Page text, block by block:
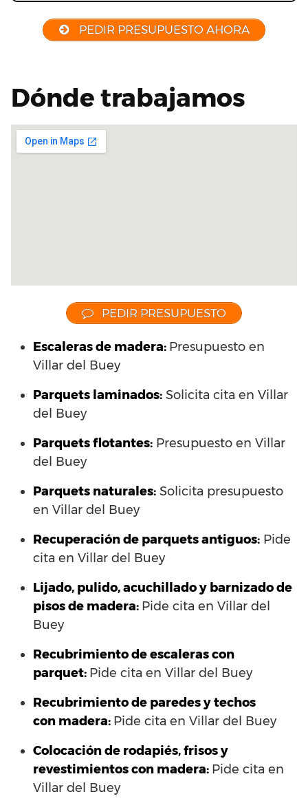
PEDIR PRESUPUESTO AHORA
Dónde trabajamos
PEDIR PRESUPUESTO
Escaleras de madera: Presupuesto en
Villar del Buey
Parquets laminados: Solicita cita en Villar
del Buey
Parquets flotantes: Presupuesto en Villar
del Buey
Parquets naturales: Solicita presupuesto
en Villar del Buey
Recuperación de parquets antiguos: Pide
cita en Villar del Buey
Lijado, pulido, acuchillado y barnizado de
pisos de madera: Pide cita en Villar del
Buey
Recubrimiento de escaleras con
parquet: Pide cita en Villar del Buey
Recubrimiento de paredes y techos
con madera: Pide cita en Villar del Buey
Colocación de rodapiés, frisos y
revestimientos con madera: Pide cita en
Villar del Buey